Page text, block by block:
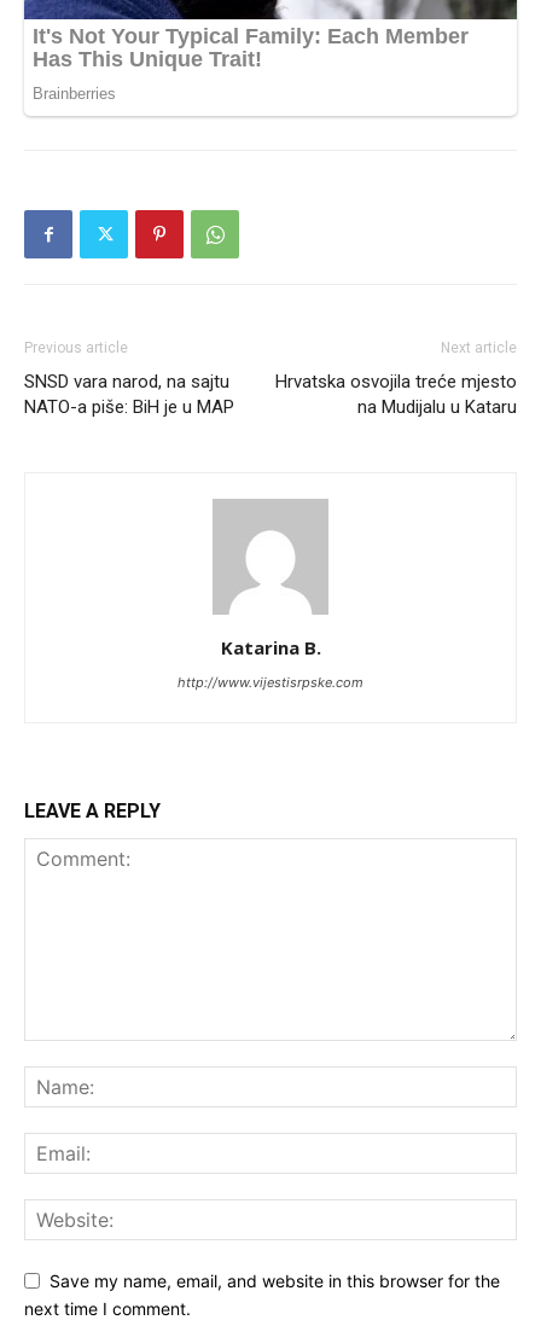
Previous article
SNSD vara narod, na sajtu
NATO-a piše: BiH je u MAP
Next article
Hrvatska osvojila treće mjesto
na Mudijalu u Kataru
Katarina B.
http://www.vijestisrpske.com
LEAVE A REPLY
Save my name, email, and website in this browser for the
next time I comment.